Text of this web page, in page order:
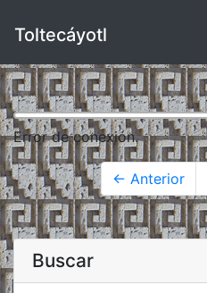
Toltecáyotl
Error de conexión.
← Anterior
Buscar